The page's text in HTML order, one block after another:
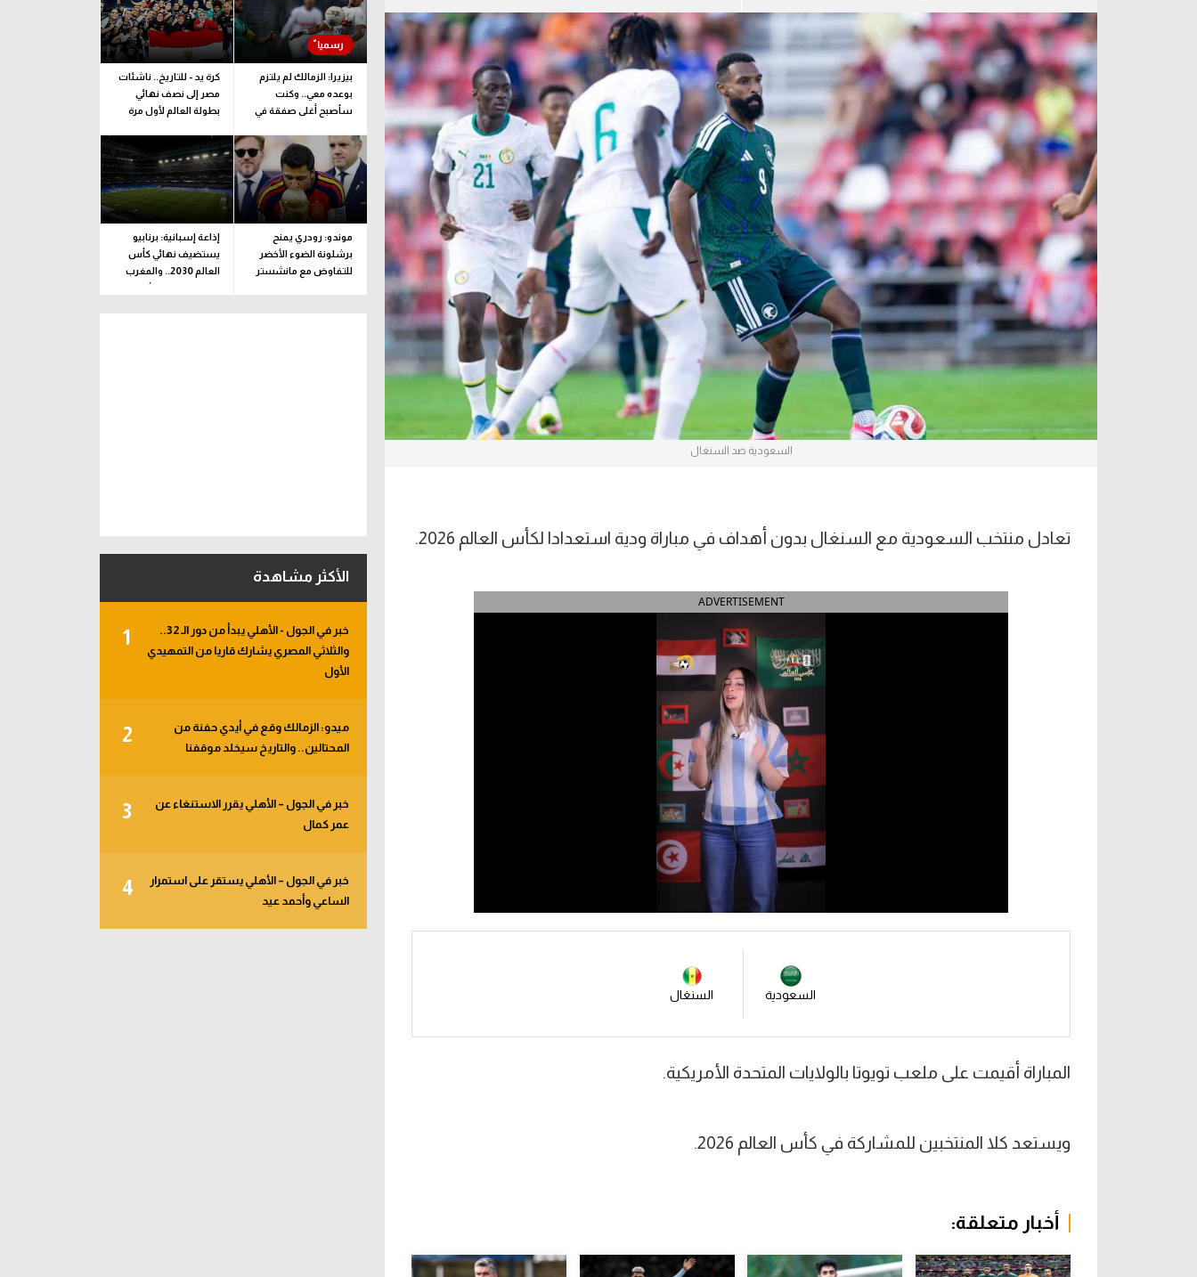
آراء حرة
ركن الألعاب
الدوري السعودي للمحترفين
دوري أبطال أوروبا
دوري أبطال إفريقيا
كل البطولات
دوري أبطال أوروبا
القسم الثاني
رياضات أخرى
آسيا
أمريكا
ركن الألعاب
السعودية ضد السنغال
تعادل منتخب السعودية مع السنغال بدون أهداف في مباراة ودية استعدادا لكأس العالم 2026.
ADVERTISEMENT
السعودية السنغال
المباراة أقيمت على ملعب تويوتا بالولايات المتحدة الأمريكية.
ويستعد كلا المنتخبين للمشاركة في كأس العالم 2026.
أخبار متعلقة:
بيزيرا: الزمالك لم يلتزم
بوعده معي.. وكنت
سأصبح أغلى صفقة في
كرة يد - للتاريخ.. ناشئات
مصر إلى نصف نهائي
بطولة العالم لأول مرة
موندو: رودري يمنح
برشلونة الضوء الأخضر
للتفاوض مع مانشستر
إذاعة إسبانية: برنابيو
يستضيف نهائي كأس
العالم 2030.. والمغرب
تنظم مونديال الأندية
الأكثر مشاهدة
1
خبر في الجول - الأهلي يبدأ من دور الـ 32..
والثلاثي المصري يشارك قاريا من التمهيدي
الأول
2
ميدو: الزمالك وقع في أيدي حفنة من
المحتالين.. والتاريخ سيخلد موقفنا
3
خبر في الجول – الأهلي يقرر الاستنغاء عن
عمر كمال
4
خبر في الجول – الأهلي يستقر على استمرار
الساعي وأحمد عيد